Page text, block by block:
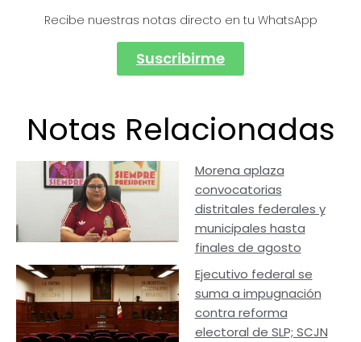
Recibe nuestras notas directo en tu WhatsApp
Suscribirme
Notas Relacionadas
Morena aplaza
convocatorias
distritales federales y
municipales hasta
finales de agosto
Ejecutivo federal se
suma a impugnación
contra reforma
electoral de SLP; SCJN